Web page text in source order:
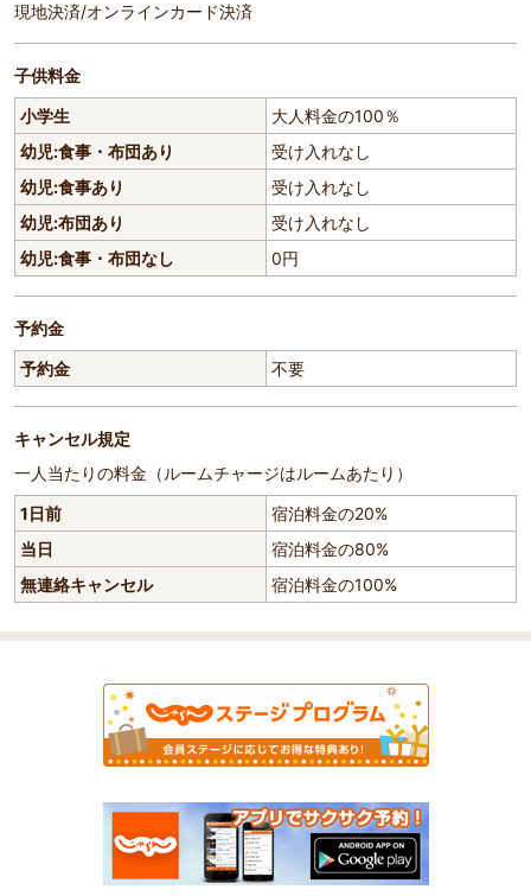
現地決済/オンラインカード決済
子供料金
小学生
大人料金の100％
幼児:食事・布団あり
受け入れなし
幼児:食事あり
受け入れなし
幼児:布団あり
受け入れなし
幼児:食事・布団なし
0円
予約金
予約金
不要
キャンセル規定
一人当たりの料金（ルームチャージはルームあたり）
1日前
宿泊料金の20%
当日
宿泊料金の80%
無連絡キャンセル
宿泊料金の100%